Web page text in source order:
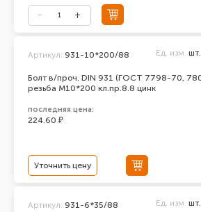
Болт в/проч. DIN 931 (ГОСТ 7798-70,
резьба М10*200 кл.пр.8.8 цинк
Артикул: 931-10*200/88 Ед. изм. шт.
последняя цена:
224.60 ₽
Уточнить цену
Артикул: 931-6*35/88 Ед. изм. шт.